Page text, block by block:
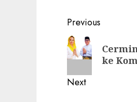
Post
navigation
Previous
Previous
post:
ke
Next